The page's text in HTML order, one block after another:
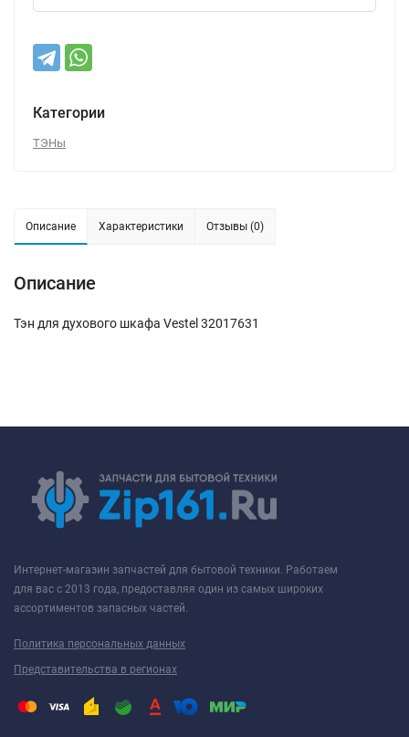
Категории
ТЭНы
Описание Характеристики Отзывы (0)
Описание
Тэн для духового шкафа Vestel 32017631
Интернет-магазин запчастей для бытовой техники. Работаем
для вас с 2013 года, предоставляя один из самых широких
ассортиментов запасных частей.
Политика персональных данных
Представительства в регионах